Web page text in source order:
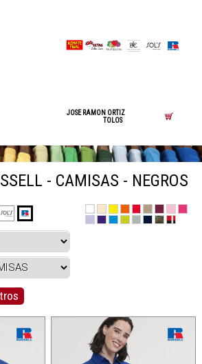
JOSE RAMON ORTIZ
TOLOS
- CAMISAS - NEGROS